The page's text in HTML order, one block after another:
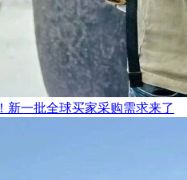
新一批全球买家采购需求来了